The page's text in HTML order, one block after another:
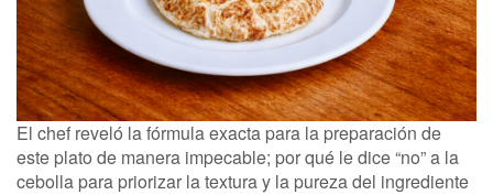
El chef reveló la fórmula exacta para la preparación de
este plato de manera impecable; por qué le dice “no” a la
cebolla para priorizar la textura y la pureza del ingrediente